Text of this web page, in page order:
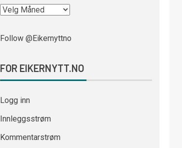
Follow @Eikernyttno
FOR EIKERNYTT.NO
Logg inn
Innleggsstrøm
Kommentarstrøm